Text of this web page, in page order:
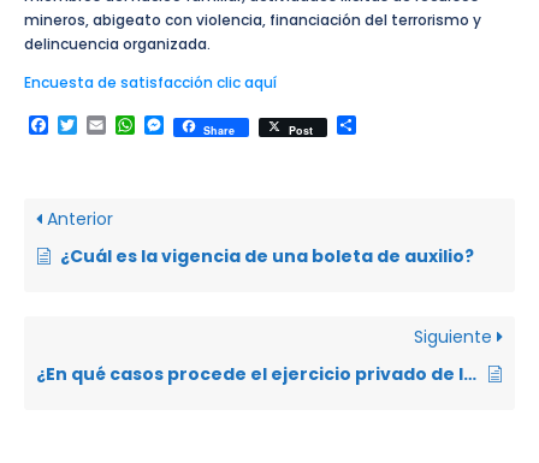
mineros, abigeato con violencia, financiación del terrorismo y
delincuencia organizada.
Encuesta de satisfacción clic aquí
Facebook
Twitter
EmailWhatsApp
Messenger
Share Post
Anterior
¿Cuál es la vigencia de una boleta de auxilio?
Siguiente
¿En qué casos procede el ejercicio privado de la acción?